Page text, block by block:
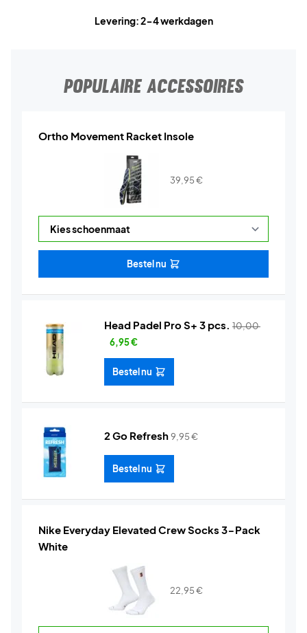
Levering: 2-4 werkdagen
POPULAIRE ACCESSOIRES
Ortho Movement Racket Insole
39,95€
Bestel nu
Head Padel Pro S+ 3 pcs. 10,00
6,95€
Bestel nu
2 Go Refresh9,95€
Bestel nu
Nike Everyday Elevated Crew Socks 3-Pack
White
22,95€